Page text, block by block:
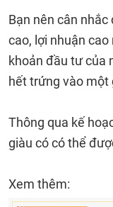
Bạn nên cân
cao, lợi nhuận
khoản đầu tư của
hết trứng vào một
Thông qua kế
giàu có có thể
Xem thêm: